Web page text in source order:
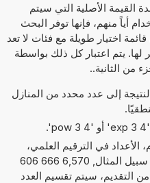
القيمة الأصلية التي سيتم
أياً منهم، فإنها توفر البحث
اختيار طويلة مع فئات لا تعد
يتم اعتبار كل ذلك بواسطة
من الثانية..
إلى عدد محدد من المنازل
الأعداد في الترقيم العلمي،
ستظهر الإجابة كأسية. على سبيل المثال, 6,570 666 606
التقديم، سيتم تقسيم العدد